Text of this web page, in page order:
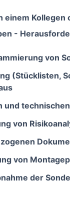
einem
-
von
(Stücklisten,
und
von
von
der